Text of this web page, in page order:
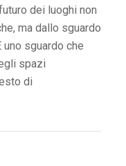
dei luoghi non
ma dallo sguardo
sguardo che
spazi
di